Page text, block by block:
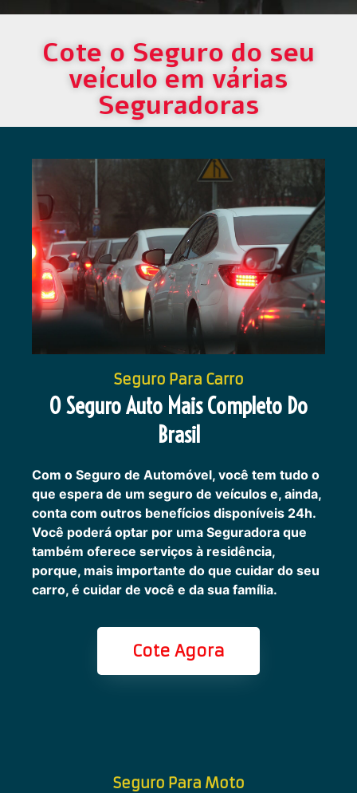
Cote o Seguro do seu
veículo em várias
Seguradoras
Seguro Para Carro
O Seguro Auto Mais Completo Do
Brasil
Com o Seguro de Automóvel, você tem tudo o
que espera de um seguro de veículos e, ainda,
conta com outros benefícios disponíveis 24h.
Você poderá optar por uma Seguradora que
também oferece serviços à residência,
porque, mais importante do que cuidar do seu
carro, é cuidar de você e da sua família.
Cote Agora
Seguro Para Moto